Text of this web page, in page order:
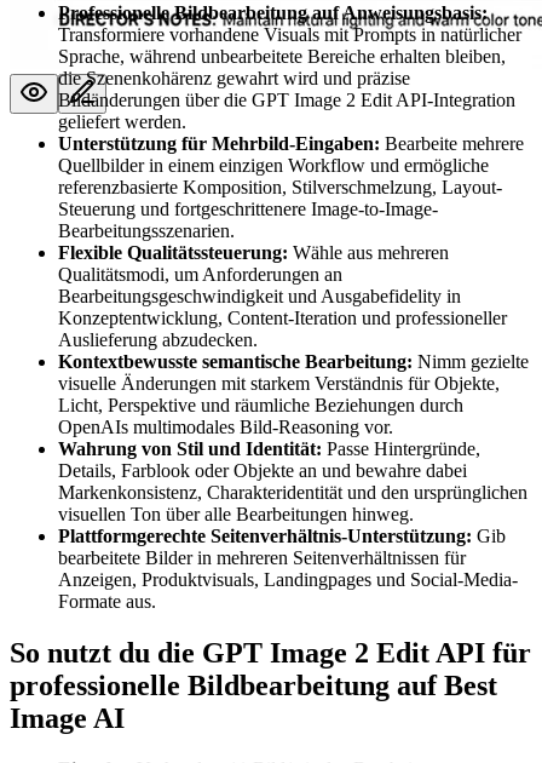
Professionelle Bildbearbeitung auf Anweisungsbasis:
Transformiere vorhandene Visuals mit Prompts in natürlicher
Sprache, während unbearbeitete Bereiche erhalten bleiben,
die Szenenkohärenz gewahrt wird und präzise
Bildänderungen über die GPT Image 2 Edit API-Integration
geliefert werden.
Unterstützung für Mehrbild-Eingaben: Bearbeite mehrere
Quellbilder in einem einzigen Workflow und ermögliche
referenzbasierte Komposition, Stilverschmelzung, Layout-
Steuerung und fortgeschrittenere Image-to-Image-
Bearbeitungsszenarien.
Flexible Qualitätssteuerung: Wähle aus mehreren
Qualitätsmodi, um Anforderungen an
Bearbeitungsgeschwindigkeit und Ausgabefidelity in
Konzeptentwicklung, Content-Iteration und professioneller
Auslieferung abzudecken.
Kontextbewusste semantische Bearbeitung: Nimm gezielte
visuelle Änderungen mit starkem Verständnis für Objekte,
Licht, Perspektive und räumliche Beziehungen durch
OpenAIs multimodales Bild-Reasoning vor.
Wahrung von Stil und Identität: Passe Hintergründe,
Details, Farblook oder Objekte an und bewahre dabei
Markenkonsistenz, Charakteridentität und den ursprünglichen
visuellen Ton über alle Bearbeitungen hinweg.
Plattformgerechte Seitenverhältnis-Unterstützung: Gib
bearbeitete Bilder in mehreren Seitenverhältnissen für
Anzeigen, Produktvisuals, Landingpages und Social-Media-
Formate aus.
So nutzt du die GPT Image 2 Edit API für
professionelle Bildbearbeitung auf Best
Image AI